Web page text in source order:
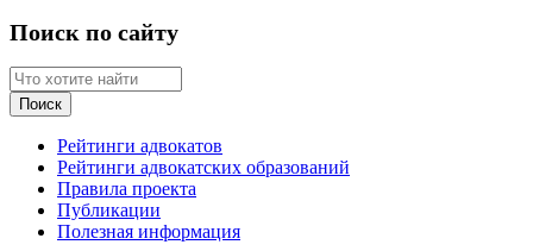
Поиск по сайту
Рейтинги адвокатов
Рейтинги адвокатских образований
Правила проекта
Публикации
Полезная информация